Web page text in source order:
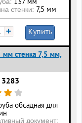
стенки: 7,5 мм
+ Купить
мм стенка 7,5 мм,
3283
обсадная для
документ: